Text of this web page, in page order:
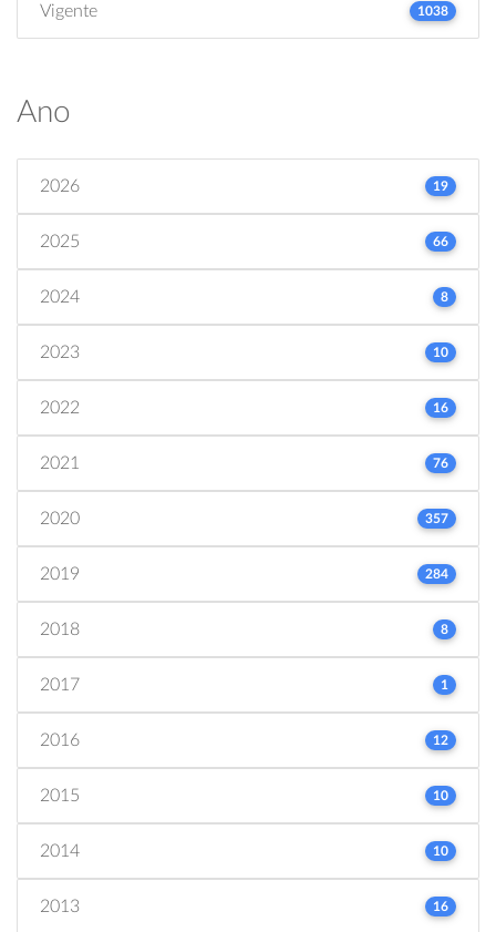
Vigente 1038
Ano
2026 19
2025 66
2024 8
2023 10
2022 16
2021 76
2020 357
2019 284
2018 8
2017 1
2016 12
2015 10
2014 10
2013 16